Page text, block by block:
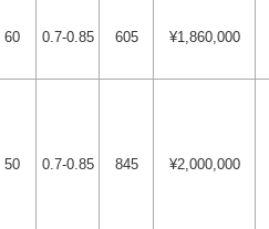
60 0.7-0.85 605 ¥1,860,000
50 0.7-0.85 845 ¥2,000,000